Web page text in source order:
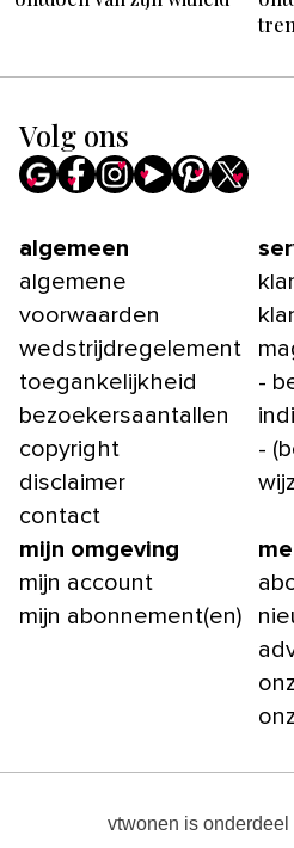
Volg ons
algemeen
algemene
voorwaarden
wedstrijdregelement
toegankelijkheid
bezoekersaantallen
copyright
disclaimer
contact
-
-
mijn omgeving
mijn account
mijn abonnement(en)
vtwonen is onderdeel